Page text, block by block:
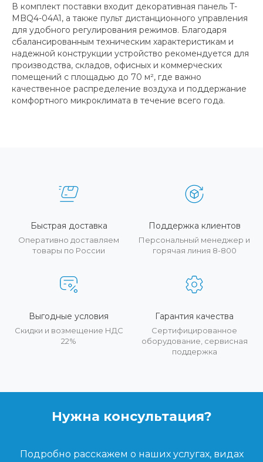
В комплект поставки входит декоративная панель T-
MBQ4-04A1, а также пульт дистанционного управления
для удобного регулирования режимов. Благодаря
сбалансированным техническим характеристикам и
надежной конструкции устройство рекомендуется для
производства, складов, офисных и коммерческих
помещений с площадью до 70 м², где важно
качественное распределение воздуха и поддержание
комфортного микроклимата в течение всего года.
Быстрая доставка
Оперативно доставляем
товары по России
Поддержка клиентов
Персональный менеджер и
горячая линия 8-800
Выгодные условия
Скидки и возмещение НДС
22%
Гарантия качества
Сертифицированное
оборудование, сервисная
поддержка
Нужна консультация?
Подробно расскажем о наших услугах, видах